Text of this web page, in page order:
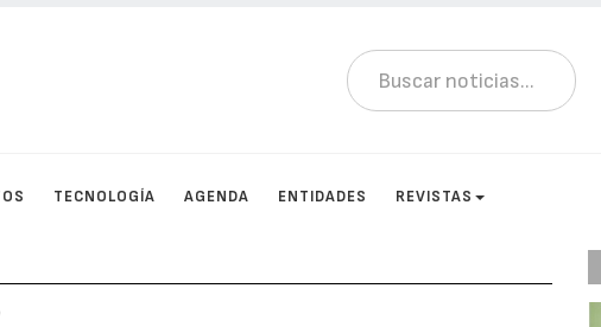
TECNOLOGÍA AGENDA ENTIDADES REVISTAS